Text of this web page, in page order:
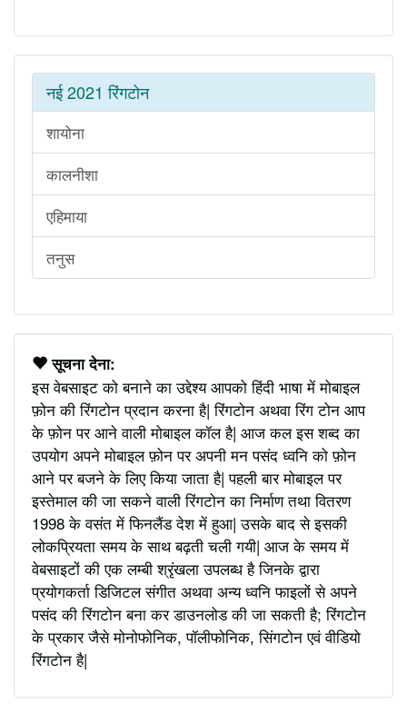
नई 2021 रिंगटोन
शायोना
कालनीशा
एहिमाया
तनुस
सूचना देना:
इस वेबसाइट को बनाने का उद्देश्य आपको हिंदी भाषा में मोबाइल
फ़ोन की रिंगटोन प्रदान करना है| रिंगटोन अथवा रिंग टोन आप
के फ़ोन पर आने वाली मोबाइल कॉल है| आज कल इस शब्द का
उपयोग अपने मोबाइल फ़ोन पर अपनी मन पसंद ध्वनि को फ़ोन
आने पर बजने के लिए किया जाता है| पहली बार मोबाइल पर
इस्तेमाल की जा सकने वाली रिंगटोन का निर्माण तथा वितरण
1998 के वसंत में फिनलैंड देश में हुआ| उसके बाद से इसकी
लोकप्रियता समय के साथ बढ़ती चली गयी| आज के समय में
वेबसाइटों की एक लम्बी श्रृंखला उपलब्ध है जिनके द्वारा
प्रयोगकर्ता डिजिटल संगीत अथवा अन्य ध्वनि फाइलों से अपने
पसंद की रिंगटोन बना कर डाउनलोड की जा सकती है; रिंगटोन
के प्रकार जैसे मोनोफोनिक, पॉलीफोनिक, सिंगटोन एवं वीडियो
रिंगटोन है|